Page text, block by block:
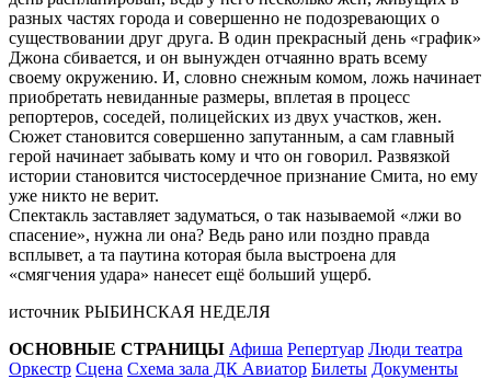
разных частях города и совершенно не подозревающих о
существовании друг друга. В один прекрасный день «график»
Джона сбивается, и он вынужден отчаянно врать всему
своему окружению. И, словно снежным комом, ложь начинает
приобретать невиданные размеры, вплетая в процесс
репортеров, соседей, полицейских из двух участков, жен.
Сюжет становится совершенно запутанным, а сам главный
герой начинает забывать кому и что он говорил. Развязкой
истории становится чистосердечное признание Смита, но ему
уже никто не верит.
Спектакль заставляет задуматься, о так называемой «лжи во
спасение», нужна ли она? Ведь рано или поздно правда
всплывет, а та паутина которая была выстроена для
«смягчения удара» нанесет ещё больший ущерб.
источник РЫБИНСКАЯ НЕДЕЛЯ
ОСНОВНЫЕ СТРАНИЦЫ Афиша Репертуар Люди театра
Оркестр Сцена Схема зала ДК Авиатор Билеты Документы